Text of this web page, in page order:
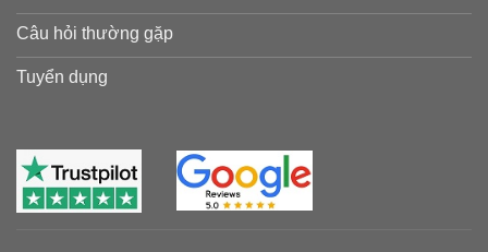
Câu hỏi thường gặp
Tuyển dụng